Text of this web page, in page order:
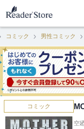
コミック 男性コミック
コミック
空